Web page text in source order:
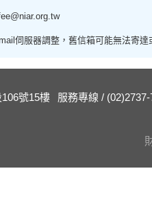
伺服器調整，舊信箱可能無法寄
號15樓 服務專線 / (02)2737-